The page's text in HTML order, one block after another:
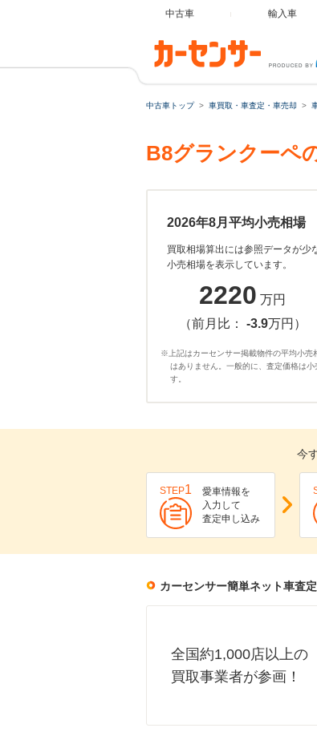
中古車 輸入車
中古車トップ 車買取・車査定・車売却
B8グランクーペ
2026年8月平均小売相場
買取相場算出には参照データが少
小売相場を表示しています。
2220 万円
（前月比： -3.9万円）
※上記はカーセンサー掲載物件の平均小売
はありません。一般的に、査定価格は小
す。
今
STEP1
愛車情報を
入力して
査定申し込み
カーセンサー簡単ネット車査
全国約1,000店以上の
買取事業者が参画！